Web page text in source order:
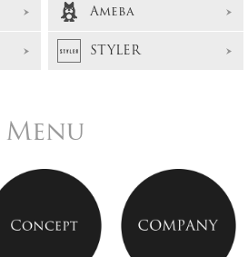
Ameba
STYLER
Menu